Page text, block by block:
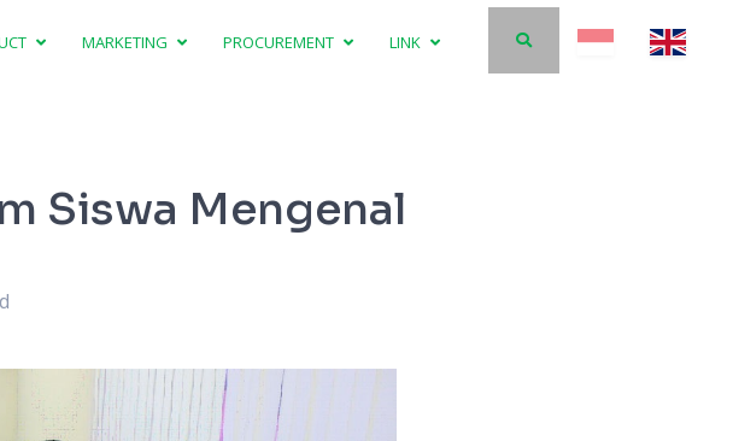
MARKETING PROCUREMENT LINK
Siswa Mengenal